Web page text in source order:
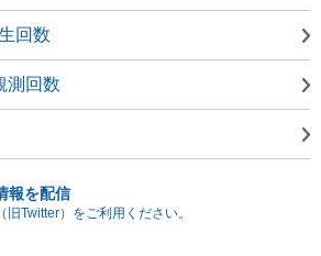
回数
測回数
報を配信
Twitter）をご利用ください。